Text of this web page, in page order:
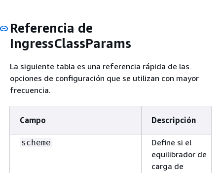
Referencia de
IngressClassParams
La siguiente tabla es una referencia rápida de las
opciones de configuración que se utilizan con mayor
frecuencia.
Campo Descripción
scheme
Define si el
equilibrador de
carga de